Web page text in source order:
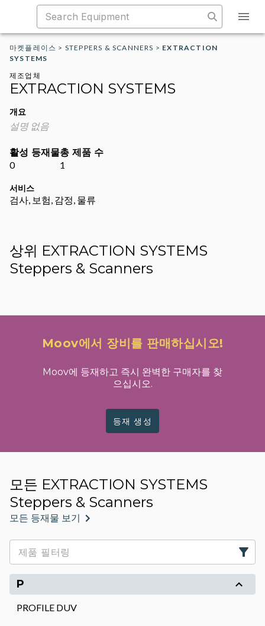
마켓플레이스 > STEPPERS & SCANNERS > EXTRACTION
SYSTEMS
제조업체
EXTRACTION SYSTEMS
개요
설명 없음
활성 등재물
0
총 제품 수
1
서비스
검사, 보험, 감정, 물류
상위 EXTRACTION SYSTEMS
Steppers & Scanners
Moov에서 장비를 판매하십시오!
Moov에 등재하고 즉시 완벽한 구매자를 찾
으십시오.
등재 생성
모든 EXTRACTION SYSTEMS
Steppers & Scanners
모든 등재물 보기
P
PROFILE DUV